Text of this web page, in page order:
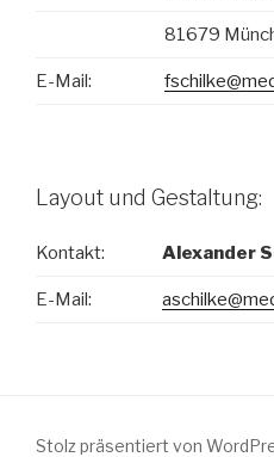
81679
E-Mail:
Layout und Gestaltung:
Kontakt: Alexander
E-Mail:
Stolz präsentiert von